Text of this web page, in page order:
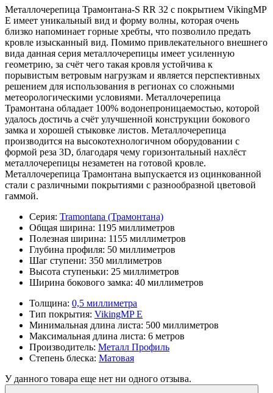
Металлочерепица Трамонтана-S RR 32 с покрытием VikingMP
E имеет уникальный вид и форму волны, которая очень
близко напоминает горные хребты, что позволило предать
кровле изысканный вид. Помимо привлекательного внешнего
вида данная серия металлочерепицы имеет усиленную
геометрию, за счёт чего такая кровля устойчива к
порывистым ветровым нагрузкам и является перспективных
решением для использования в регионах со сложными
метеорологическими условиями. Металлочерепица
Трамонтана обладает 100% водонепроницаемостью, которой
удалось достичь а счёт улучшенной конструкции бокового
замка и хорошей стыковке листов. Металлочерепица
производится на высокотехнологичном оборудовании с
формой реза 3D, благодаря чему горизонтальный нахлёст
металлочерепицы незаметен на готовой кровле.
Металлочерепица Трамонтана выпускается из оцинкованной
стали с различными покрытиями с разнообразной цветовой
гаммой.
Серия: Tramontana (Трамонтана)
Общая ширина: 1195 миллиметров
Полезная ширина: 1155 миллиметров
Глубина профиля: 50 миллиметров
Шаг ступени: 350 миллиметров
Высота ступеньки: 25 миллиметров
Ширина бокового замка: 40 миллиметров
Толщина: 0,5 миллиметра
Тип покрытия: VikingMP E
Минимальная длина листа: 500 миллиметров
Максимальная длина листа: 6 метров
Производитель: Металл Профиль
Степень блеска: Матовая
У данного товара еще нет ни одного отзыва.